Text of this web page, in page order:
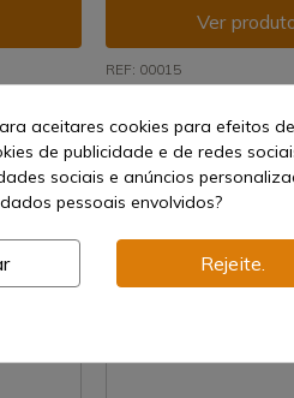
2"
Ver
REF: 00015
TESOURA DE
Envio de 7-15 dias
13,82 €
aceitares cookies para efeitos
de publicidade e de redes
sociais e anúncios
pessoais envolvidos?
Rejeite.